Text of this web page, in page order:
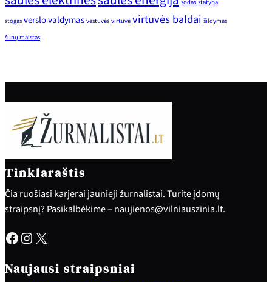
sodas statyba
stogas verslo valdymas vestuvės virtuvė virtuvės baldai šildymas
šunų maistas
Tinklaraštis
Čia ruošiasi karjerai jaunieji žurnalistai. Turite įdomų
straipsnį? Pasikalbėkime – naujienos@vilniauszinia.lt.
Facebook Instagram X
Naujausi straipsniai